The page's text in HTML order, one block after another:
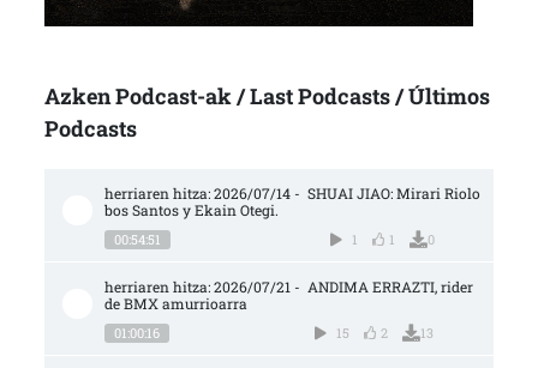
Azken Podcast-ak / Last Podcasts / Últimos
Podcasts
herriaren hitza: 2026/07/14 -  SHUAI JIAO: Mirari Riolo
bos Santos y Ekain Otegi.
00:54:51 1 1 0
herriaren hitza: 2026/07/21 -  ANDIMA ERRAZTI, rider
de BMX amurrioarra
01:00:16 15 2 13